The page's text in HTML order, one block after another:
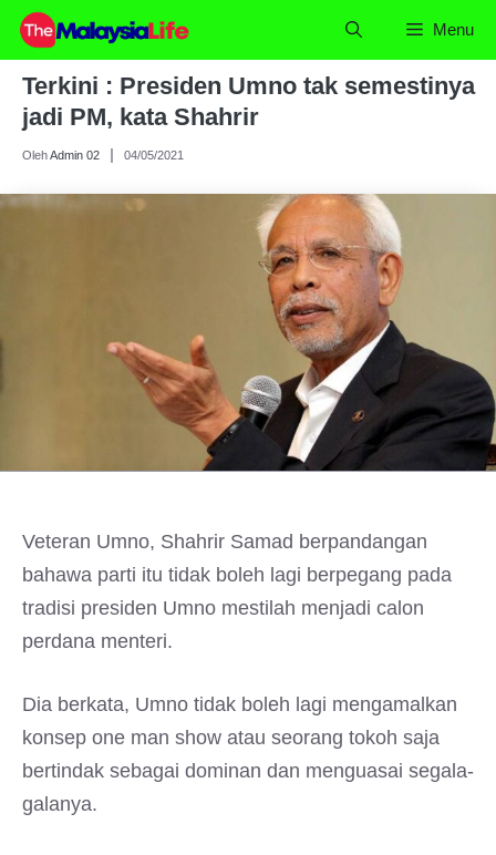
Skip
content
Menu
Terkini : Presiden Umno tak semestinya
jadi PM, kata Shahrir
OlehAdmin 02 04/05/2021
Veteran Umno, Shahrir Samad berpandangan
bahawa parti itu tidak boleh lagi berpegang pada
tradisi presiden Umno mestilah menjadi calon
perdana menteri.
Dia berkata, Umno tidak boleh lagi mengamalkan
konsep one man show atau seorang tokoh saja
bertindak sebagai dominan dan menguasai segala-
galanya.